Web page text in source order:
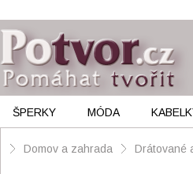
ŠPERKY MÓDA
Domov a zahrada Drátované